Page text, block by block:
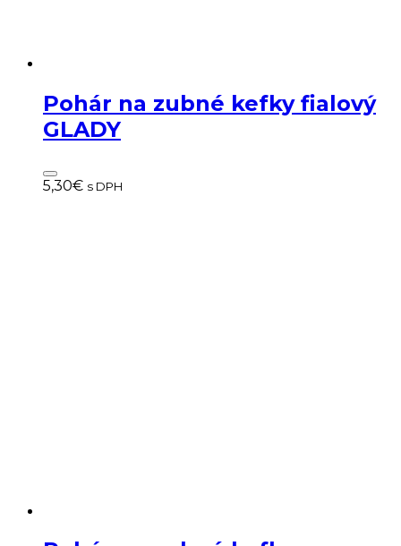
Pohár na zubné kefky fialový
GLADY
5,30€ s DPH